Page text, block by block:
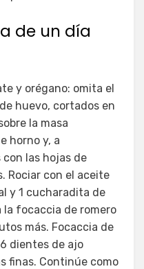
de un día
y orégano: omita el
huevo, cortados en
la masa
horno y, a
las hojas de
Rociar con el aceite
y 1 cucharadita de
la focaccia de romero
más. Focaccia de
dientes de ajo
finas. Continúe como